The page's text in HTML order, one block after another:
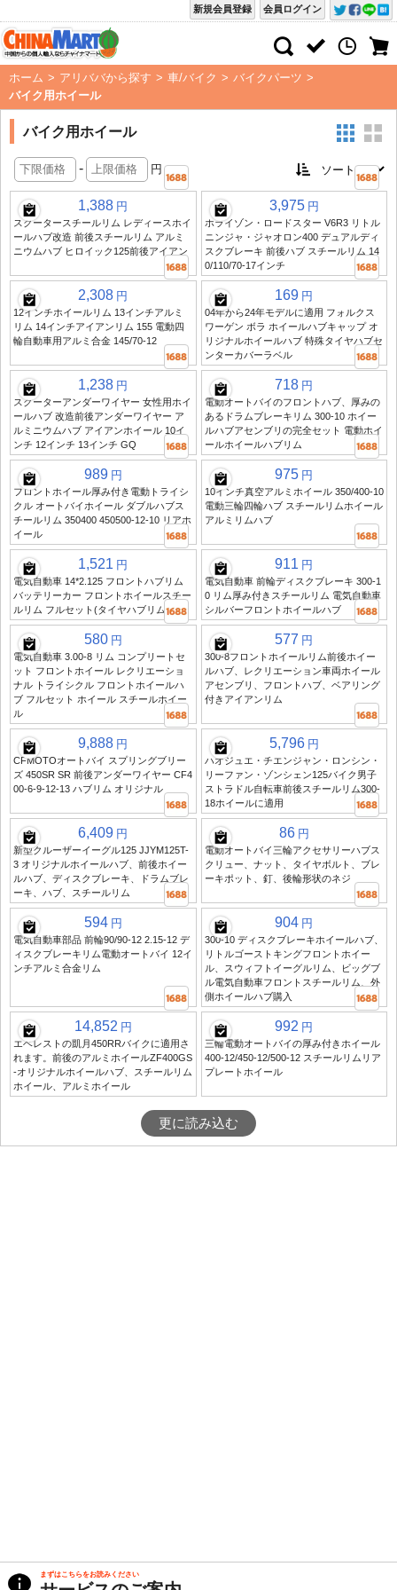
会員ログイン
新規会員登録
ホーム > アリババから探す > 車/バイク > バイクパーツ >
バイク用ホイール
バイク用ホイール
- 円
1,388 円
スクータースチールリム レディースホイ
ールハブ改造 前後スチールリム アルミ
ニウムハブ ヒロイック125前後アイアン
3,975 円
ホライゾン・ロードスター V6R3 リトル
ニンジャ・ジャオロン400 デュアルディ
スクブレーキ 前後ハブ スチールリム 14
0/110/70-17インチ
2,308 円
12インチホイールリム 13インチアルミ
リム 14インチアイアンリム 155 電動四
輪自動車用アルミ合金 145/70-12
169 円
04年から24年モデルに適用 フォルクス
ワーゲン ボラ ホイールハブキャップ オ
リジナルホイールハブ 特殊タイヤハブセ
ンターカバーラベル
1,238 円
スクーターアンダーワイヤー 女性用ホイ
ールハブ 改造前後アンダーワイヤー ア
ルミニウムハブ アイアンホイール 10イ
ンチ 12インチ 13インチ GQ
718 円
電動オートバイのフロントハブ、厚みの
あるドラムブレーキリム 300-10 ホイー
ルハブアセンブリの完全セット 電動ホイ
ールホイールハブリム
989 円
フロントホイール厚み付き電動トライシ
クル オートバイホイール ダブルハブス
チールリム 350400 450500-12-10 リアホ
イール
975 円
10インチ真空アルミホイール 350/400-10
電動三輪四輪ハブ スチールリムホイール
アルミリムハブ
1,521 円
電気自動車 14*2.125 フロントハブリム
バッテリーカー フロントホイールスチー
ルリム フルセット(タイヤハブリム付き)
911 円
電気自動車 前輪ディスクブレーキ 300-1
0 リム厚み付きスチールリム 電気自動車
シルバーフロントホイールハブ
580 円
電気自動車 3.00-8 リム コンプリートセ
ット フロントホイール レクリエーショ
ナル トライシクル フロントホイールハ
ブ フルセット ホイール スチールホイー
ル
577 円
300-8フロントホイールリム前後ホイー
ルハブ、レクリエーション車両ホイール
アセンブリ、フロントハブ、ベアリング
付きアイアンリム
9,888 円
CFMOTOオートバイ スプリングブリー
ズ 450SR SR 前後アンダーワイヤー CF4
00-6-9-12-13 ハブリム オリジナル
5,796 円
ハオジュエ・チエンジャン・ロンシン・
リーファン・ゾンシェン125バイク男子
ストラドル自転車前後スチールリム300-
18ホイールに適用
6,409 円
新型クルーザーイーグル125 JJYM125T-
3 オリジナルホイールハブ、前後ホイー
ルハブ、ディスクブレーキ、ドラムブレ
ーキ、ハブ、スチールリム
86 円
電動オートバイ三輪アクセサリーハブス
クリュー、ナット、タイヤボルト、ブレ
ーキポット、釘、後輪形状のネジ
594 円
電気自動車部品 前輪90/90-12 2.15-12 デ
ィスクブレーキリム電動オートバイ 12イ
ンチアルミ合金リム
904 円
300-10 ディスクブレーキホイールハブ、
リトルゴーストキングフロントホイー
ル、スウィフトイーグルリム、ビッグブ
ル電気自動車フロントスチールリム、外
側ホイールハブ購入
14,852 円
エベレストの凱月450RRバイクに適用さ
れます。前後のアルミホイールZF400GS
-オリジナルホイールハブ、スチールリム
ホイール、アルミホイール
992 円
三輪電動オートバイの厚み付きホイール
400-12/450-12/500-12 スチールリムリア
プレートホイール
更に読み込む
まずはこちらをお読みください